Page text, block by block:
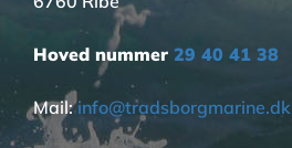
Hoved nummer 29 40 41 38
Mail:info@tradsborgmarine.dk